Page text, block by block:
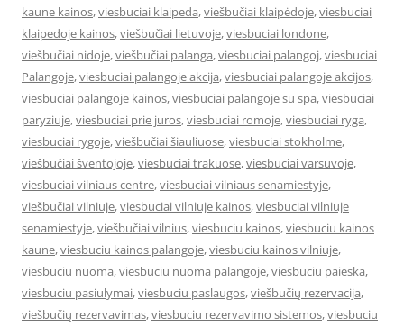
kaune kainos,viesbuciai klaipeda,viešbučiai klaipėdoje,viesbuciai
klaipedoje kainos,viešbučiai lietuvoje,viesbuciai londone,
viešbučiai nidoje,viešbučiai palanga,viesbuciai palangoj,viesbuciai
Palangoje,viesbuciai palangoje akcija,viesbuciai palangoje akcijos,
viesbuciai palangoje kainos,viesbuciai palangoje su spa,viesbuciai
paryziuje,viesbuciai prie juros,viesbuciai romoje,viesbuciai ryga,
viesbuciai rygoje,viešbučiai šiauliuose,viesbuciai stokholme,
viešbučiai šventojoje,viesbuciai trakuose,viesbuciai varsuvoje,
viesbuciai vilniaus centre,viesbuciai vilniaus senamiestyje,
viešbučiai vilniuje,viesbuciai vilniuje kainos,viesbuciai vilniuje
senamiestyje,viešbučiai vilnius,viesbuciu kainos,viesbuciu kainos
kaune,viesbuciu kainos palangoje,viesbuciu kainos vilniuje,
viesbuciu nuoma,viesbuciu nuoma palangoje,viesbuciu paieska,
viesbuciu pasiulymai,viesbuciu paslaugos,viešbučių rezervacija,
viešbučių rezervavimas,viesbuciu rezervavimo sistemos,viesbuciu